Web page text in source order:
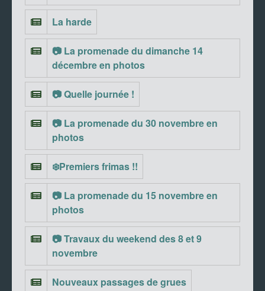
La harde
📷 La promenade du dimanche 14
décembre en photos
📷 Quelle journée !
📷 La promenade du 30 novembre en
photos
❄️Premiers frimas !!
📷 La promenade du 15 novembre en
photos
📷 Travaux du weekend des 8 et 9
novembre
Nouveaux passages de grues